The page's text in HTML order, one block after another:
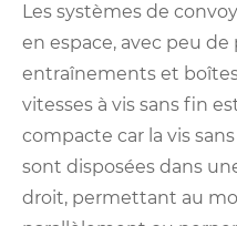
Les systèmes de
en espace, avec peu
entraînements et
vitesses à vis sans fin
compacte car la vis
sont disposées dans
droit, permettant au